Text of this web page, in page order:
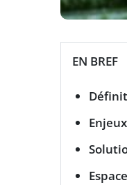
EN BREF
Enjeux